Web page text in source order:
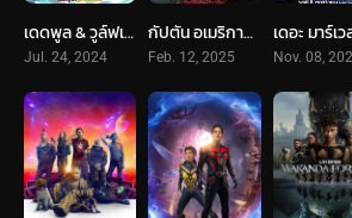
เดดพูล & วูล์ฟเวอรีน (2024) Deadpool & Wolverine
Jul. 24, 2024
กัปตัน อเมริกา- ศึกฮีโร่จักรวาลใหม่ (2025) Captain America- Brave New World
Feb. 12, 2025 Nov. 08,